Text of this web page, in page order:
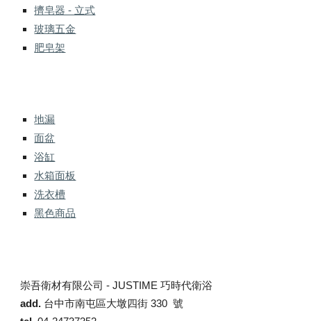
擠皂器 - 立式
玻璃五金
肥皂架
地漏
面盆
浴缸
水箱面板
洗衣槽
黑色商品
崇吾衛材有限公司 -JUSTIME 巧時代衛浴
add. 台中市南屯區大墩四街 330 號